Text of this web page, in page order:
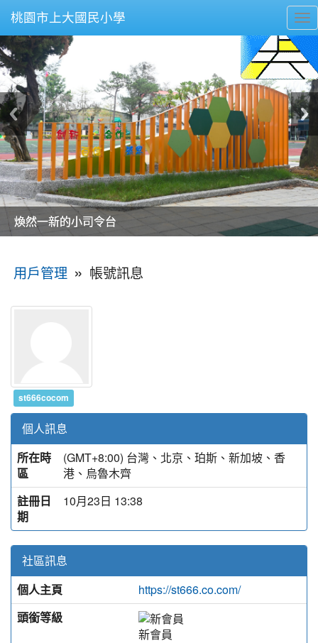
桃園市上大國民小學
美麗的操場是我們活力的來源
美麗的操場是我們活力的來源
煥然一新的小司令台
煥然一新的小司令台
富含桃園埤塘田園風光意象的中廊
富含桃園埤塘田園風光意象的中廊
嶄新的中庭廣場
嶄新的中庭廣場
水生池生生不息
水生池生生不息
用戶管理 » 帳號訊息
st666cocom
個人訊息
所在時
區
(GMT+8:00) 台灣、北京、珀斯、新加坡、香
港、烏魯木齊
註冊日
期
10月23日 13:38
社區訊息
個人主頁
https://st666.co.com/
頭銜等級
新會員